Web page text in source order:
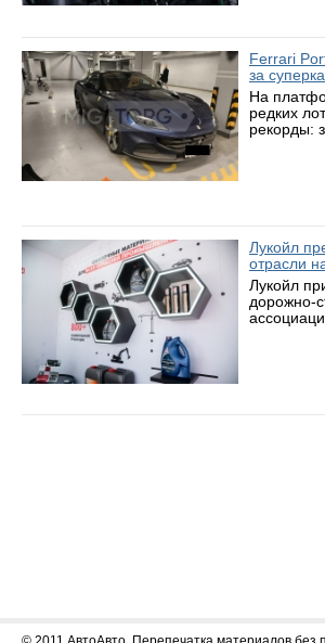
Ferrari
за
На
редких
рекорды:
Лукойл
отрасли
Лукойл
дорожно-